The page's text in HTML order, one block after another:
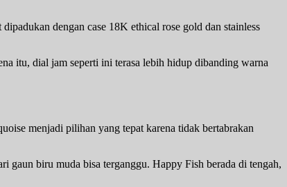
dengan case 18K ethical rose gold dan stainless
itu, dial jam seperti ini terasa lebih hidup dibanding warna
menjadi pilihan yang tepat karena tidak bertabrakan
gaun biru muda bisa terganggu. Happy Fish berada di tengah,